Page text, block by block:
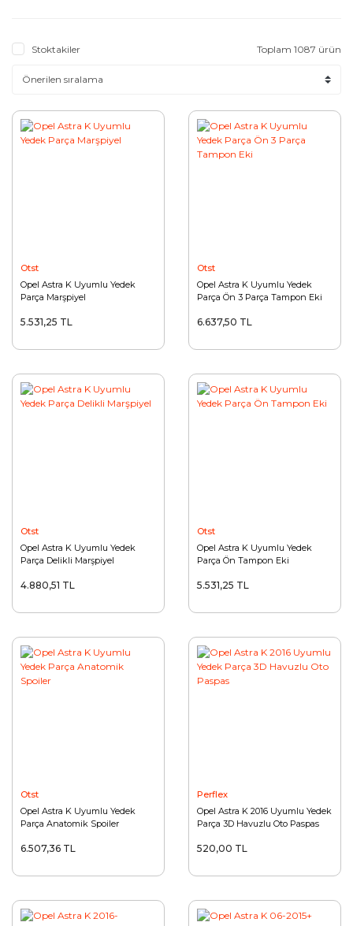
Stoktakiler Toplam 1087 ürün
Otst
Opel Astra K Uyumlu Yedek
Parça Marşpiyel
5.531,25 TL
Otst
Opel Astra K Uyumlu Yedek
Parça Ön 3 Parça Tampon Eki
6.637,50 TL
Otst
Opel Astra K Uyumlu Yedek
Parça Delikli Marşpiyel
4.880,51 TL
Otst
Opel Astra K Uyumlu Yedek
Parça Ön Tampon Eki
5.531,25 TL
Otst
Opel Astra K Uyumlu Yedek
Parça Anatomik Spoiler
6.507,36 TL
Perflex
Opel Astra K 2016 Uyumlu Yedek
Parça 3D Havuzlu Oto Paspas
520,00 TL